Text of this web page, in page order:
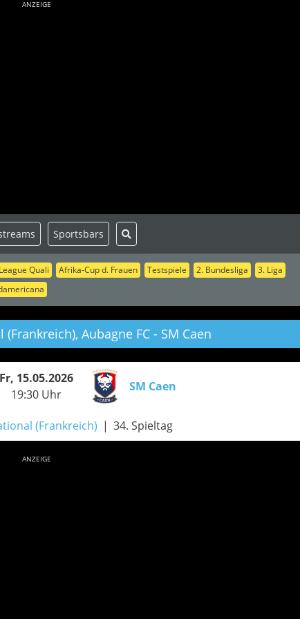
ANZEIGE
Quali Afrika-Cup d. Frauen Testspiele 2. Bundesliga
3. Liga
Sportsbars
(Frankreich), Aubagne FC - SM Caen
Fr, 15.05.2026
19:30 Uhr
SM Caen
(Frankreich) 34. Spieltag
ANZEIGE